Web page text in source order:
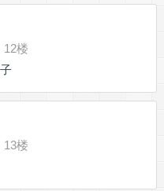
12楼
13楼